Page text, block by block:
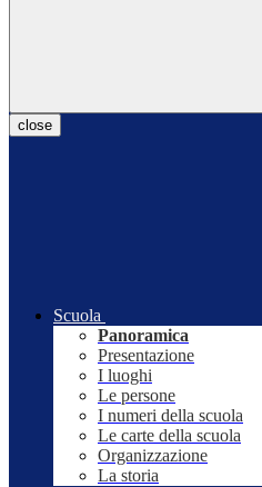
close
Scuola
Panoramica
Presentazione
I luoghi
Le persone
I numeri della scuola
Le carte della scuola
Organizzazione
La storia